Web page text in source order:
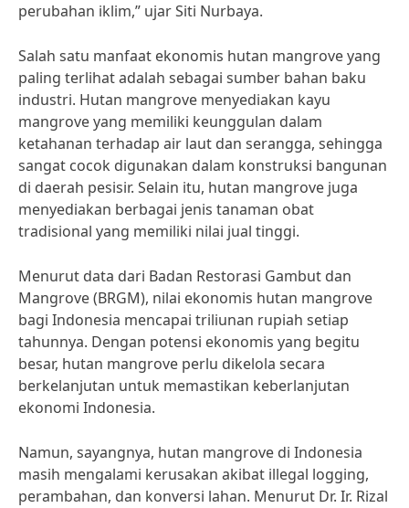
perubahan iklim,” ujar Siti Nurbaya.
Salah satu manfaat ekonomis hutan mangrove yang
paling terlihat adalah sebagai sumber bahan baku
industri. Hutan mangrove menyediakan kayu
mangrove yang memiliki keunggulan dalam
ketahanan terhadap air laut dan serangga, sehingga
sangat cocok digunakan dalam konstruksi bangunan
di daerah pesisir. Selain itu, hutan mangrove juga
menyediakan berbagai jenis tanaman obat
tradisional yang memiliki nilai jual tinggi.
Menurut data dari Badan Restorasi Gambut dan
Mangrove (BRGM), nilai ekonomis hutan mangrove
bagi Indonesia mencapai triliunan rupiah setiap
tahunnya. Dengan potensi ekonomis yang begitu
besar, hutan mangrove perlu dikelola secara
berkelanjutan untuk memastikan keberlanjutan
ekonomi Indonesia.
Namun, sayangnya, hutan mangrove di Indonesia
masih mengalami kerusakan akibat illegal logging,
perambahan, dan konversi lahan. Menurut Dr. Ir. Rizal